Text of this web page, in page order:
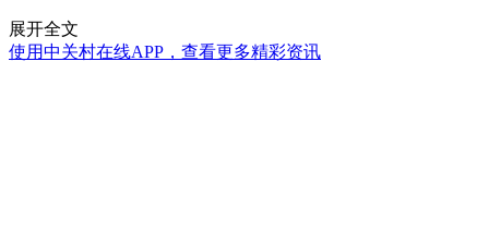
展开全文
使用中关村在线APP，查看更多精彩资讯